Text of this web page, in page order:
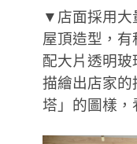
▼店面採用大
屋頂造型，
配大片透明
描繪出店家的
塔」的圖樣，